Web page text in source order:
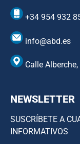
+34 954 932
info@abd.es
Calle
NEWSLETTER
SUSCRÍBETE A
INFORMATIVOS